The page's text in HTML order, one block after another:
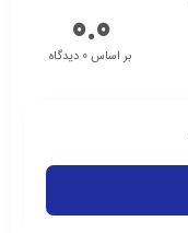
0.0بر اساس 0 دیدگاه